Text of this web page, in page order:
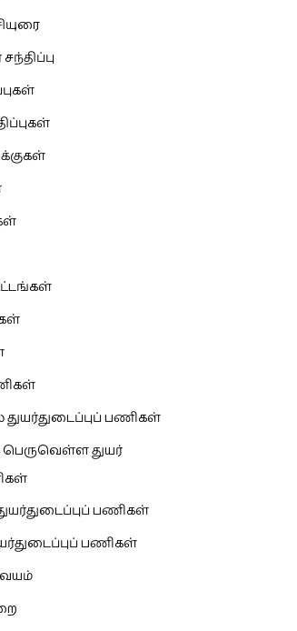
துயர்துடைப்புப் பணிகள்
துயர்
பணிகள்
பணிகள்